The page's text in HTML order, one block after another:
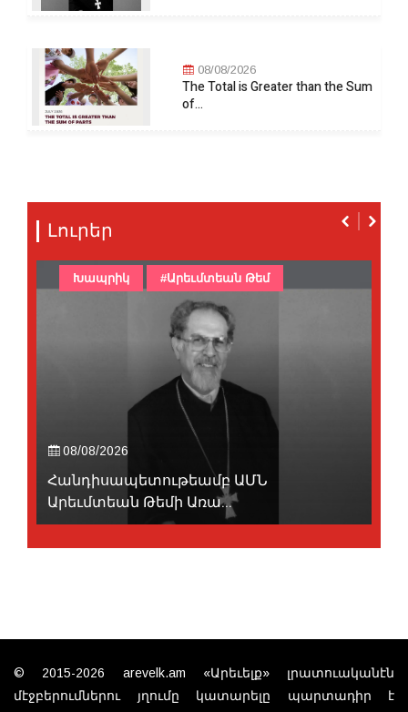
08/08/2026
The Total is Greater than the Sum
of...
Լուրեր
08/08/2026
Հանդիսապետութեամբ ԱՄՆ
Արեւմտեան Թեմի Առա...
Խապրիկ #Արեւմտեան Թեմ
© 2015-2026 arevelk.am «Արեւելք» լրատուականէն
մէջբերումներու յղումը կատարելը պարտադիր է